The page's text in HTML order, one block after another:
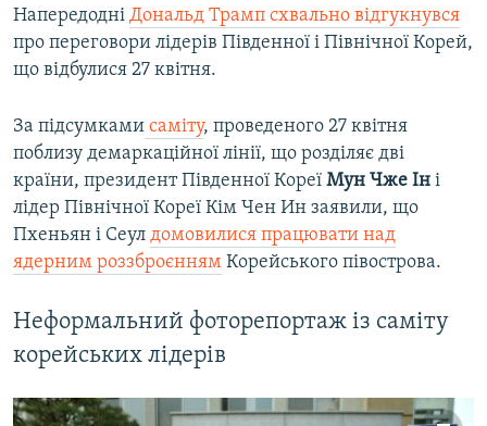
Напередодні Дональд Трамп схвально відгукнувся
про переговори лідерів Південної і Північної Корей,
що відбулися 27 квітня.
За підсумками саміту, проведеного 27 квітня
поблизу демаркаційної лінії, що розділяє дві
країни, президент Південної Кореї Мун Чже Ін і
лідер Північної Кореї Кім Чен Ин заявили, що
Пхеньян і Сеул домовилися працювати над
ядерним роззброєнням Корейського півострова.
Неформальний фоторепортаж із саміту
корейських лідерів